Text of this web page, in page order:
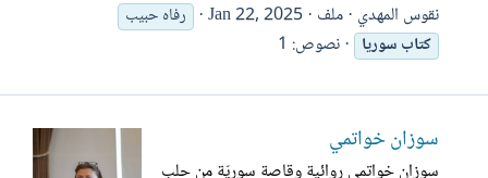
نقوس المهدي ملف Jan 22, 2025
رفاه حبيب
كتابسوريا نصوص: 1
سوزان خواتمي
سوزان خواتمي روائية وقاصة سوريّة من حلب